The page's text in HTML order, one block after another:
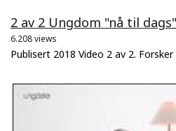
2 av 2 Ungdom "nå til dags"
6.208 views
Publisert 2018 Video 2 av 2. Forsker